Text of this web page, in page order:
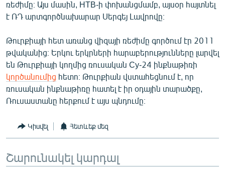
ՁԳՏԵԼՈՎ ԼԱՎԱԳՈՒՅՆԻՆ
ՓՈԴՔԱՍԹ
Հայերեն
English
Русский
ՀԵՏԵՎԵՔ ՄԵԶ
ռեժիմը։ Այս մասին, НТВ-ի փոխանցմամբ, այսօր հայտնել
է ՌԴ արտգործնախարար Սերգեյ Լավրովը։
Թուրքիայի հետ առանց վիզայի ռեժիմը գործում էր 2011
թվականից։ Երկու երկրների հարաբերությունները լարվել
են Թուրքիայի կողմից ռուսական Су-24 ինքնաթիռի
կործանումից հետո։ Թուրքիան վստահեցնում է, որ
ռուսական ինքնաթիռը հատել է իր օդային տարածքը,
Ռուսաստանը հերքում է այս պնդումը։
Կիսվել Հետևեք մեզ
Շարունակել կարդալ